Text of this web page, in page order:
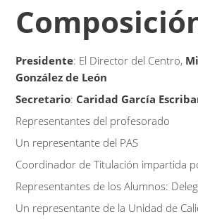
Presidente: El Director del Centro,
González de León
Secretario: Caridad García
Representantes del profesorado
Un representante del PAS
Coordinador de Titulación impartida
Representantes de los Alumnos:
Un representante de la Unidad de